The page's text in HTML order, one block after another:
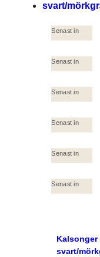
Senast in
Senast in
Senast in
Senast in
Senast in
Senast in
Kalsonger
svart/